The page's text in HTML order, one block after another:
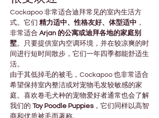
Cockapoo 非常适合迪拜常见的室内生活方
式。它们 精力适中、性格友好、体型适中 ，
非常适合 Arjan 的公寓或迪拜各地的家庭别
墅。只要提供室内空调环境，并在较凉爽的时
间进行短时间散步，它们一年四季都能舒适生
活。
由于其低掉毛的被毛，Cockapoo 也非常适合
希望保持室内整洁或对宠物毛发较敏感的家
庭。喜欢卷毛犬种的宠物爱好者通常也会了解
我们的 Toy Poodle Puppies，它们同样以高智